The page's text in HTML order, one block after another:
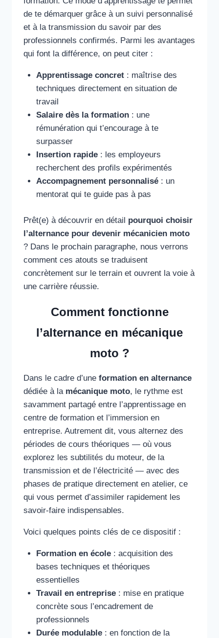
de te démarquer grâce à un suivi personnalisé
et à la transmission du savoir par des
professionnels confirmés. Parmi les avantages
qui font la différence, on peut citer :
Apprentissage concret: maîtrise des
techniques directement en situation de
travail
Salaire dès la formation: une
rémunération qui t’encourage à te
surpasser
Insertion rapide: les employeurs
recherchent des profils expérimentés
Accompagnement personnalisé: un
mentorat qui te guide pas à pas
Prêt(e) à découvrir en détail pourquoi choisir
l’alternance pour devenir mécanicien moto
? Dans le prochain paragraphe, nous verrons
comment ces atouts se traduisent
concrètement sur le terrain et ouvrent la voie à
une carrière réussie.
Comment fonctionne
l’alternance en mécanique
moto ?
Dans le cadre d’une formation en alternance
dédiée à la mécanique moto, le rythme est
savamment partagé entre l’apprentissage en
centre de formation et l’immersion en
entreprise. Autrement dit, vous alternez des
périodes de cours théoriques — où vous
explorez les subtilités du moteur, de la
transmission et de l’électricité — avec des
phases de pratique directement en atelier, ce
qui vous permet d’assimiler rapidement les
savoir-faire indispensables.
Voici quelques points clés de ce dispositif :
Formation en école: acquisition des
bases techniques et théoriques
essentielles
Travail en entreprise: mise en pratique
concrète sous l’encadrement de
professionnels
Durée modulable: en fonction de la